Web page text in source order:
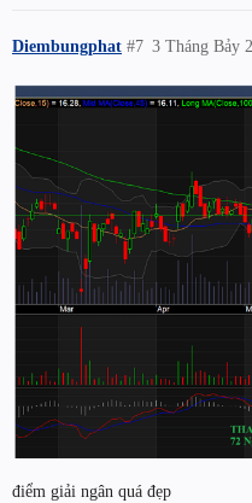
Diembungphat 3 Tháng Bảy
#7
điểm giải ngân quá đẹp